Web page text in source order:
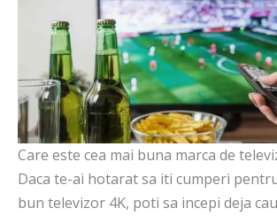
Care este cea mai buna marca de
Daca te-ai hotarat sa iti cumperi
bun televizor 4K, poti sa incepi deja